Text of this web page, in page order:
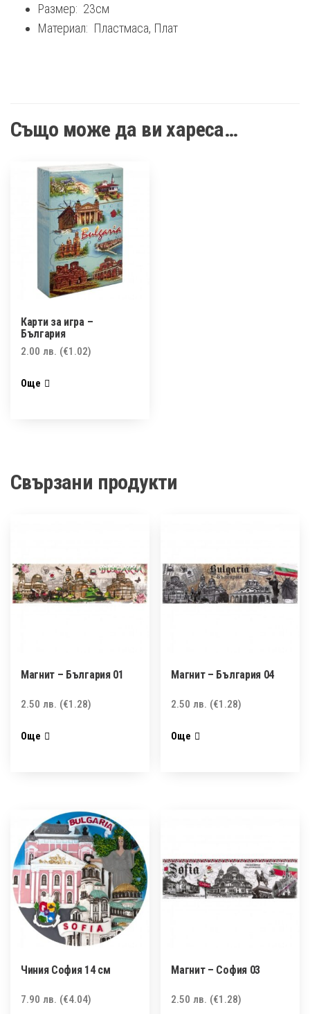
Размер: 23см
Материал: Пластмаса, Плат
Също може да ви хареса…
Карти за игра –
България
2.00 лв. (€1.02)
Още
Свързани продукти
Магнит – България 01
2.50 лв. (€1.28)
Още
Магнит – България 04
2.50лв. (€1.28)
Още
Чиния София 14 см
7.90 лв. (€4.04)
Магнит – София 03
2.50лв. (€1.28)